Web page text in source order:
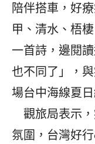
陪伴搭車，好
甲、清水、梧
一首詩，邊閱
也不同了」，
場台中海線夏
觀旅局表示，
氛圍，台灣好